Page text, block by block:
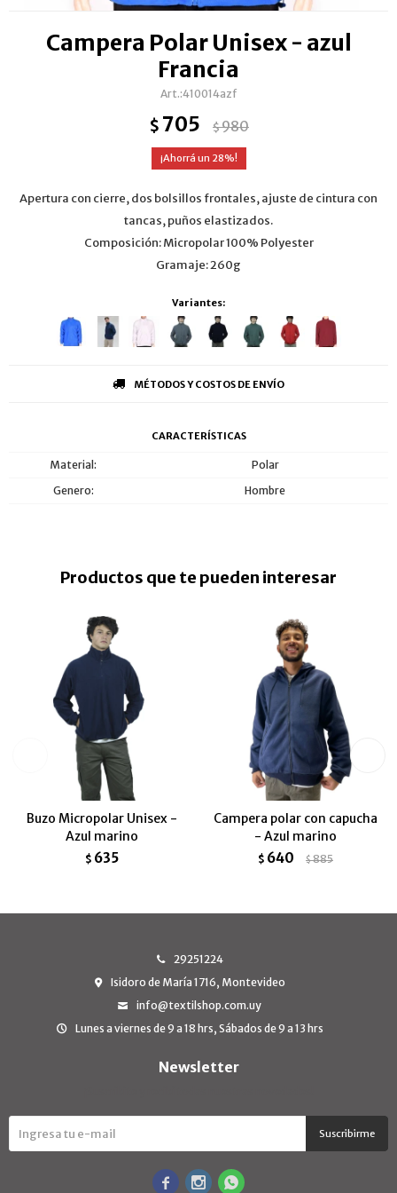
Campera Polar Unisex - azul
Francia
410014azf
$ 705 $980
28
Apertura con cierre, dos bolsillos frontales, ajuste de cintura con
tancas, puños elastizados.
Composición: Micropolar 100% Polyester
Gramaje: 260g
Variantes:
MÉTODOS Y COSTOS DE ENVÍO
CARACTERÍSTICAS
Material
Polar
Genero
Hombre
Productos que te pueden interesar
Buzo Micropolar Unisex -
Azul marino
$ 635
Campera polar con capucha
- Azul marino
$ 640 $885
29251224
Isidoro de María 1716, Montevideo
info@textilshop.com.uy
Lunes a viernes de 9 a 18 hrs, Sábados de 9 a 13 hrs
Newsletter
Suscribirme
  